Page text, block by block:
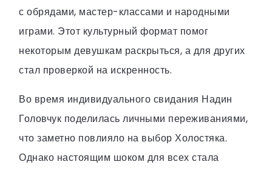
с обрядами, мастер-классами и народными
играми. Этот культурный формат помог
некоторым девушкам раскрыться, а для других
стал проверкой на искренность.
Во время индивидуального свидания Надин
Головчук поделилась личными переживаниями,
что заметно повлияло на выбор Холостяка.
Однако настоящим шоком для всех стала